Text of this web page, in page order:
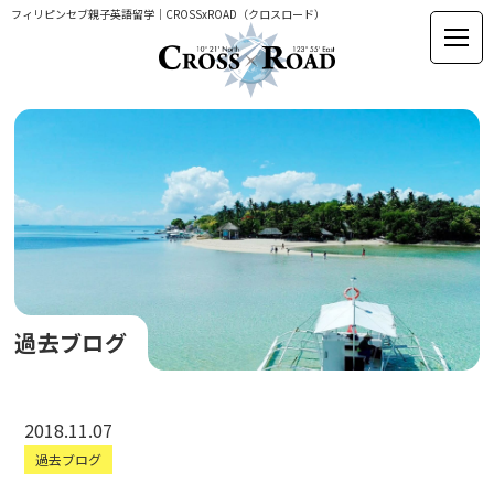
フィリピンセブ親子英語留学｜CROSSxROAD（クロスロード）
過去ブログ
2018.11.07
過去ブログ